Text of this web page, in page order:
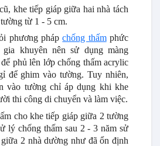
khe tiếp giáp giữa hai nhà tách
từ 1 - 5 cm.
phương phápchống thấmphức
khuyên nên sử dụng màng
phủ lên lớp chống thấm acrylic
để ghim vào tường. Tuy nhiên,
vào tường chỉ áp dụng khi khe
thi công di chuyển và làm việc.
cho khe tiếp giáp giữa 2 tường
lý chống thấm sau 2 - 3 năm sử
2 nhà dường như đã ổn định